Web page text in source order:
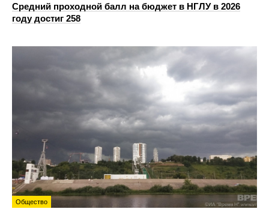
Средний проходной балл на бюджет в НГЛУ в 2026
году достиг 258
Общество